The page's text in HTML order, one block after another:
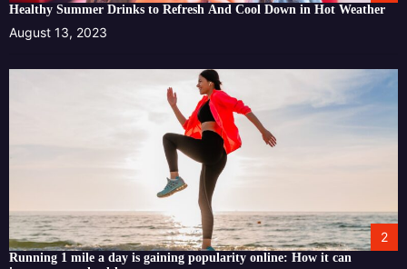
Healthy Summer Drinks to Refresh And Cool Down in Hot Weather
August 13, 2023
2
Running 1 mile a day is gaining popularity online: How it can